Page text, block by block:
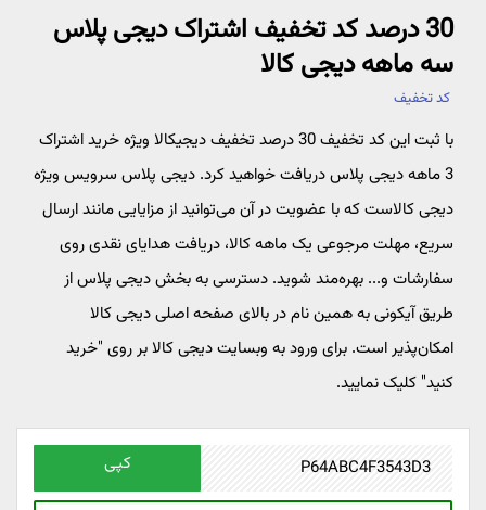
30 درصد کد تخفیف اشتراک دیجی پلاس
سه ماهه دیجی کالا
کد تخفیف
با ثبت این کد تخفیف 30 درصد تخفیف دیجیکالا ویژه خرید اشتراک
3 ماهه دیجی پلاس دریافت خواهید کرد. دیجی پلاس سرویس ویژه
دیجی کالاست که با عضویت در آن می‌توانید از مزایایی مانند ارسال
سریع، مهلت مرجوعی یک ماهه کالا، دریافت هدایای نقدی روی
سفارشات و... بهره‌مند شوید. دسترسی به بخش دیجی پلاس از
طریق آیکونی به همین نام در بالای صفحه اصلی دیجی کالا
امکان‌پذیر است. برای ورود به وبسایت دیجی کالا بر روی "خرید
کنید" کلیک نمایید.
کپی